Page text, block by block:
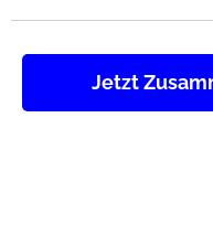
Jetzt